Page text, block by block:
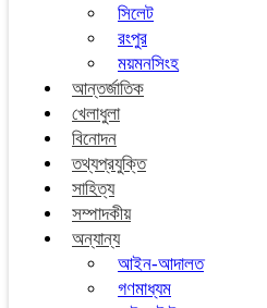
সিলেট
রংপুর
ময়মনসিংহ
আন্তর্জাতিক
খেলাধুলা
বিনোদন
তথ্যপ্রযুক্তি
সাহিত্য
সম্পাদকীয়
অন্যান্য
আইন-আদালত
গণমাধ্যম